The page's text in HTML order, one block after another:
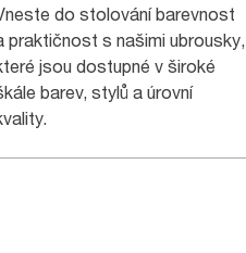
do stolování barevnost
praktičnost s našimi ubrousky,
jsou dostupné v široké
barev, stylů a úrovní